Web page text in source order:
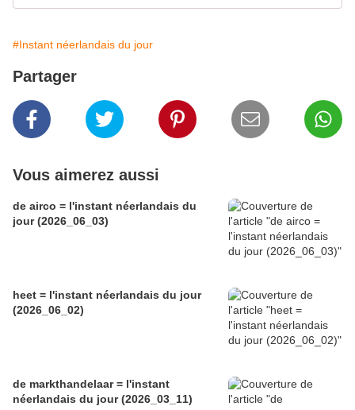
#Instant néerlandais du jour
Partager
Vous aimerez aussi
de airco = l'instant néerlandais du
jour (2026_06_03)
heet = l'instant néerlandais du jour
(2026_06_02)
de markthandelaar = l'instant
néerlandais du jour (2026_03_11)